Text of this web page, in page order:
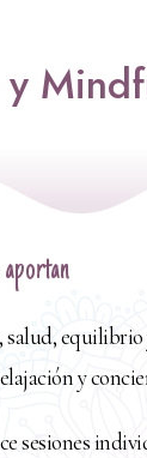
equilibrio
y
sesiones